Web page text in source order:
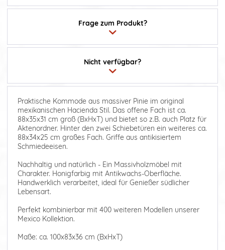
Frage zum Produkt?
Nicht verfügbar?
Praktische Kommode aus massiver Pinie im original
mexikanischen Hacienda Stil. Das offene Fach ist ca.
88x35x31 cm groß (BxHxT) und bietet so z.B. auch Platz für
Aktenordner. Hinter den zwei Schiebetüren ein weiteres ca.
88x34x25 cm großes Fach. Griffe aus antikisiertem
Schmiedeeisen.
Nachhaltig und natürlich - Ein Massivholzmöbel mit
Charakter. Honigfarbig mit Antikwachs-Oberfläche.
Handwerklich verarbeitet, ideal für Genießer südlicher
Lebensart.
Perfekt kombinierbar mit 400 weiteren Modellen unserer
Mexico Kollektion.
Maße: ca. 100x83x36 cm (BxHxT)